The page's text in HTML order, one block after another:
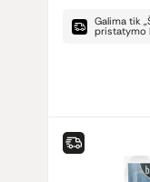
Galima tik
pristatymo